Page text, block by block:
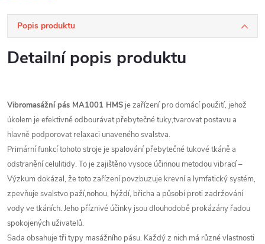
Popis produktu
Detailní popis produktu
Vibromasážní pás MA1001 HMS je zařízení pro domácí použití, jehož
úkolem je efektivně odbourávat přebytečné tuky,tvarovat postavu a
hlavně podporovat relaxaci unaveného svalstva.
Primární funkcí tohoto stroje je spalování přebytečné tukové tkáně a
odstranění celulitidy. To je zajištěno vysoce účinnou metodou vibrací –
Výzkum dokázal, že toto zařízení povzbuzuje krevní a lymfatický systém,
zpevňuje svalstvo paží,nohou, hýždí, břicha a působí proti zadržování
vody ve tkáních. Jeho příznivé účinky jsou dlouhodobě prokázány řadou
spokojených uživatelů.
Sada obsahuje tři typy masážního pásu. Každý z nich má různé vlastnosti